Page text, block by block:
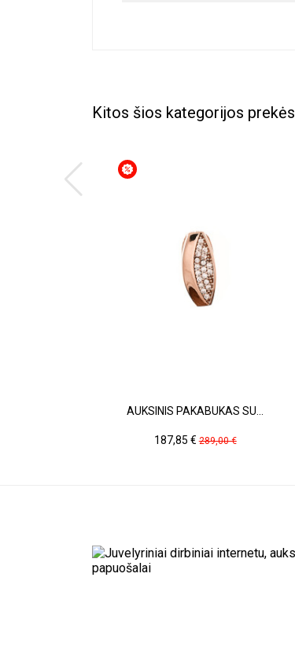
Kitos šios kategorijos prekės
AUKSINIS PAKABUKAS SU...
Kaina
187,85 €Pradinė
kaina
289,00 €